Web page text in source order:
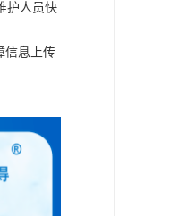
护人员快
信息上传